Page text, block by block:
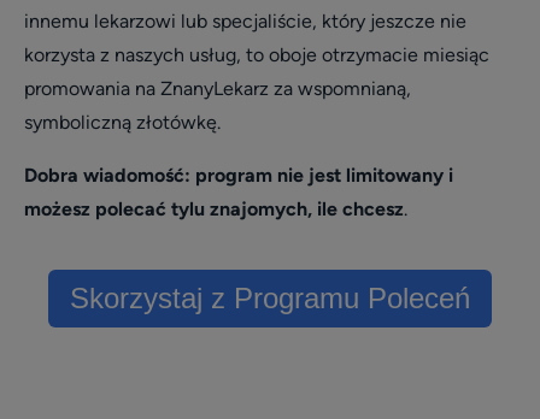
innemu lekarzowi lub specjaliście, który jeszcze nie
korzysta z naszych usług, to oboje otrzymacie miesiąc
promowania na ZnanyLekarz za wspomnianą,
symboliczną złotówkę.
Dobra wiadomość: program nie jest limitowany i
możesz polecać tylu znajomych, ile chcesz.
Skorzystaj z Programu Poleceń